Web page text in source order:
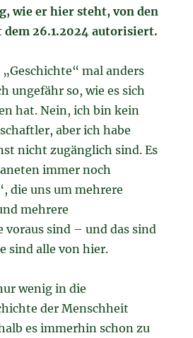
wie er hier steht, von den
dem 26.1.2024 autorisiert.
mal anders
ungefähr so, wie es sich
hat. Nein, ich bin kein
aber ich habe
nicht zugänglich sind. Es
immer noch
die uns um mehrere
mehrere
voraus sind – und das sind
sind alle von hier.
wenig in die
der Menschheit
es immerhin schon zu